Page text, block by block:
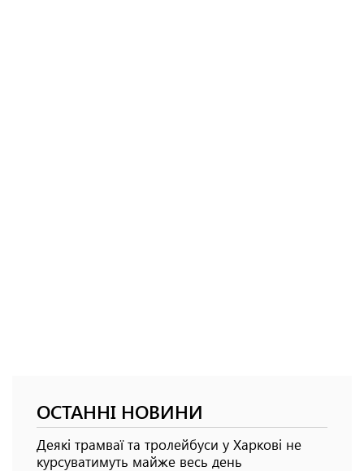
ОСТАННІ НОВИНИ
Деякі трамваї та тролейбуси у Харкові не
курсуватимуть майже весь день